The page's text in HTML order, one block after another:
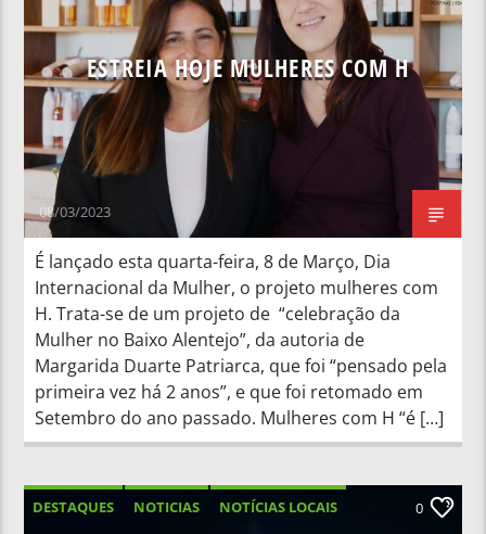
ESTREIA HOJE MULHERES COM H
08/03/2023
É lançado esta quarta-feira, 8 de Março, Dia
Internacional da Mulher, o projeto mulheres com
H. Trata-se de um projeto de “celebração da
Mulher no Baixo Alentejo”, da autoria de
Margarida Duarte Patriarca, que foi “pensado pela
primeira vez há 2 anos”, e que foi retomado em
Setembro do ano passado. Mulheres com H “é […]
DESTAQUES NOTICIAS NOTÍCIAS LOCAIS 0